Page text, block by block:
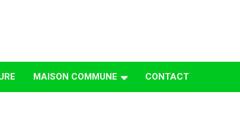
MAISON COMMUNE CONTACT